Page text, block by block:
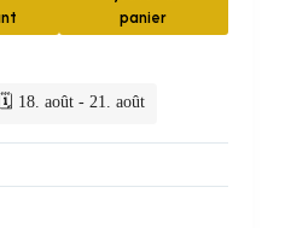
panier
18. août - 21. août